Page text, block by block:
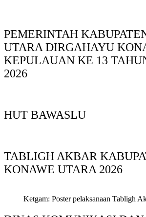
PEMERINTAH
UTARA DIRGAHAYU
KEPULAUAN KE 13
2026
HUT BAWASLU
TABLIGH AKBAR
KONAWE UTARA 2026
Ketgam: Poster pelaksanaan Tabligh